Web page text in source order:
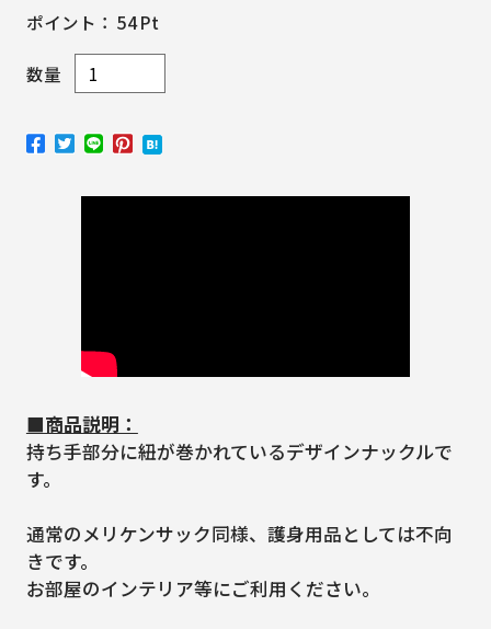
ポイント： 54Pt
数量
■商品説明：
持ち手部分に紐が巻かれているデザインナックルで
す。
通常のメリケンサック同様、護身用品としては不向
きです。
お部屋のインテリア等にご利用ください。